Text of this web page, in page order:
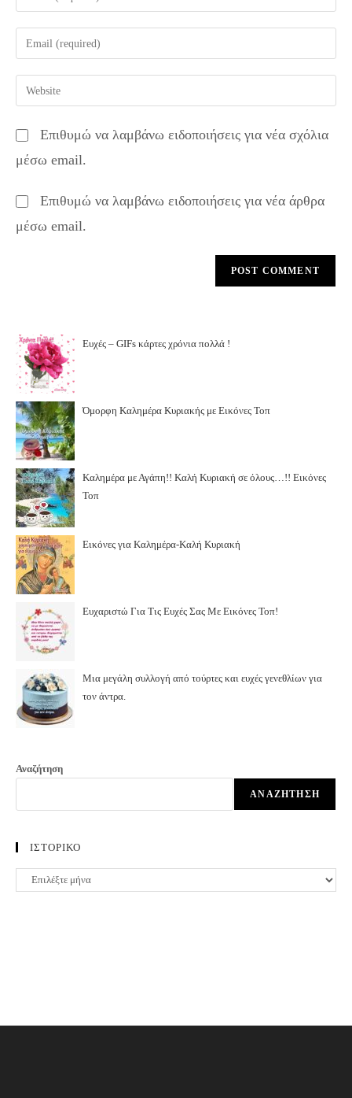
your
name
comment
Enter
your
email
address
comment
Enter
your
URL
(optional)
Επιθυμώ να λαμβάνω ειδοποιήσεις για νέα σχόλια
μέσω email.
Επιθυμώ να λαμβάνω ειδοποιήσεις για νέα άρθρα
μέσω email.
Ευχές – GIFs κάρτες χρόνια πολλά !
Όμορφη Καλημέρα Κυριακής με Εικόνες Τοπ
Καλημέρα με Αγάπη!! Καλή Κυριακή σε όλους…!! Εικόνες
Τοπ
Εικόνες για Καλημέρα-Καλή Κυριακή
Ευχαριστώ Για Τις Ευχές Σας Με Εικόνες Τοπ!
Μια μεγάλη συλλογή από τούρτες και ευχές γενεθλίων για
τον άντρα.
Αναζήτηση
ΑΝΑΖΉΤΗΣΗ
ΙΣΤΟΡΙΚΟ
ΙΣΤΟΡΙΚΟ